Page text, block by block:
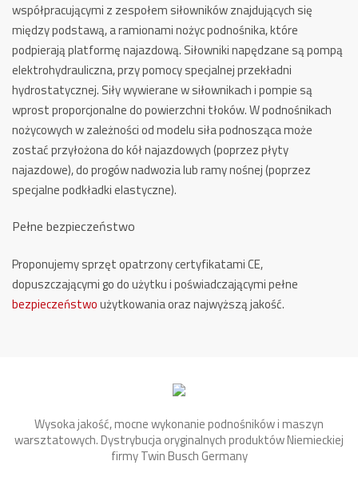
współpracującymi z zespołem siłowników znajdujących się
między podstawą, a ramionami nożyc podnośnika, które
podpierają platformę najazdową. Siłowniki napędzane są pompą
elektrohydrauliczna, przy pomocy specjalnej przekładni
hydrostatycznej. Siły wywierane w siłownikach i pompie są
wprost proporcjonalne do powierzchni tłoków. W podnośnikach
nożycowych w zależności od modelu siła podnosząca może
zostać przyłożona do kół najazdowych (poprzez płyty
najazdowe), do progów nadwozia lub ramy nośnej (poprzez
specjalne podkładki elastyczne).
Pełne bezpieczeństwo
Proponujemy sprzęt opatrzony certyfikatami CE,
dopuszczającymi go do użytku i poświadczającymi pełne
bezpieczeństwoużytkowania oraz najwyższą jakość.
Wysoka jakość, mocne wykonanie podnośników i maszyn
warsztatowych. Dystrybucja oryginalnych produktów Niemieckiej
firmy Twin Busch Germany